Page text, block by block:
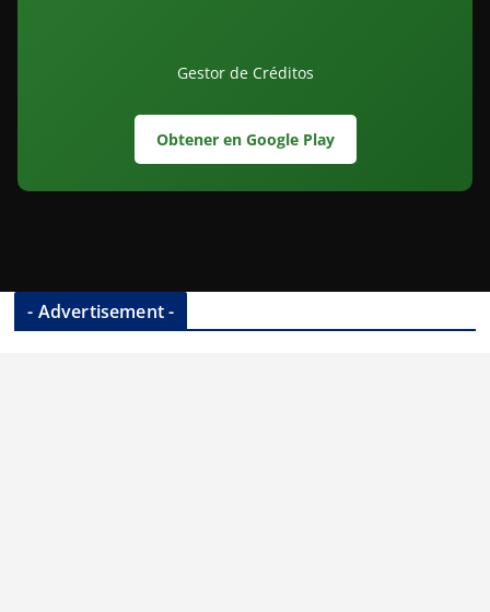
Gestor de Créditos
Obtener en Google Play
- Advertisement -